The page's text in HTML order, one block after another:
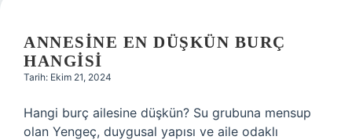
ANNESINE EN DÜŞKÜN BURÇ
HANGISI
Tarih: Ekim 21, 2024
Hangi burç ailesine düşkün? Su grubuna mensup
olan Yengeç, duygusal yapısı ve aile odaklı